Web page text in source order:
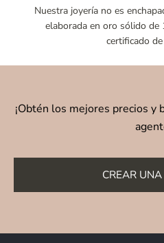
Nuestra joyería no es
elaborada en oro sólido de
certificado
¡Obtén los mejores precios
CREAR